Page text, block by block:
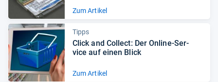
Zum Artikel
Tipps
Click and Col­lect: Der Online-​Ser­
vice auf einen Blick
Zum Artikel